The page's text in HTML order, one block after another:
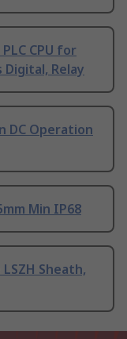
CPU for
Digital, Relay
DC Operation
Min IP68
Sheath,